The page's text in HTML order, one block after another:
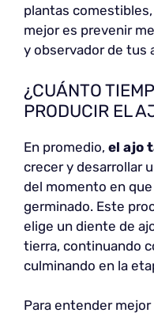
plantas
mejor es prevenir
y observador de tus
¿CUÁNTO
PRODUCIR EL
En promedio, el ajo
crecer y desarrollar
del momento en
germinado. Este
elige un diente de
tierra, continuando
culminando en la
Para entender